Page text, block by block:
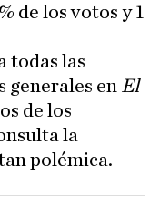
de los votos y 1
todas las
generales en El
de los
la
polémica.